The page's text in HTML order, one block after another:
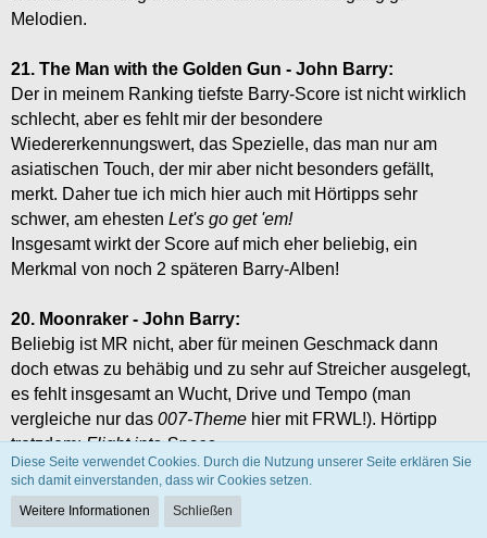
Melodien.
21. The Man with the Golden Gun - John Barry:
Der in meinem Ranking tiefste Barry-Score ist nicht wirklich
schlecht, aber es fehlt mir der besondere
Wiedererkennungswert, das Spezielle, das man nur am
asiatischen Touch, der mir aber nicht besonders gefällt,
merkt. Daher tue ich mich hier auch mit Hörtipps sehr
schwer, am ehesten Let's go get 'em!
Insgesamt wirkt der Score auf mich eher beliebig, ein
Merkmal von noch 2 späteren Barry-Alben!
20. Moonraker - John Barry:
Beliebig ist MR nicht, aber für meinen Geschmack dann
doch etwas zu behäbig und zu sehr auf Streicher ausgelegt,
es fehlt insgesamt an Wucht, Drive und Tempo (man
vergleiche nur das 007-Theme hier mit FRWL!). Hörtipp
trotzdem:Flight into Space
1 2 3 4
Diese Seite verwendet Cookies. Durch die Nutzung unserer Seite erklären Sie
sich damit einverstanden, dass wir Cookies setzen.
Weitere Informationen
Schließen